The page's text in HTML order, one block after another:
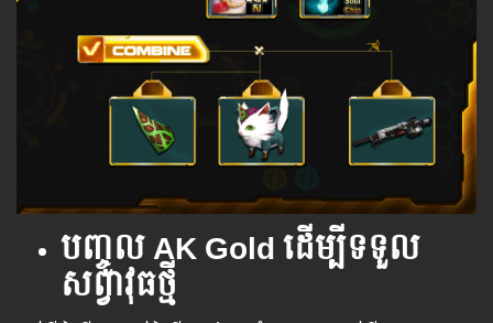
បញ្ចូល AK Gold ដើម្បីទទួល
សព្វាវុធថ្មី